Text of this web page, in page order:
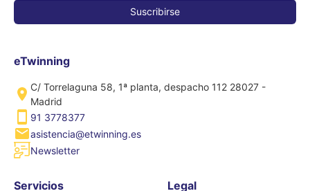
eTwinning
C/ Torrelaguna 58, 1ª planta, despacho 112 28027 -
Madrid
91 3778377
asistencia@etwinning.es
Newsletter
Servicios Legal